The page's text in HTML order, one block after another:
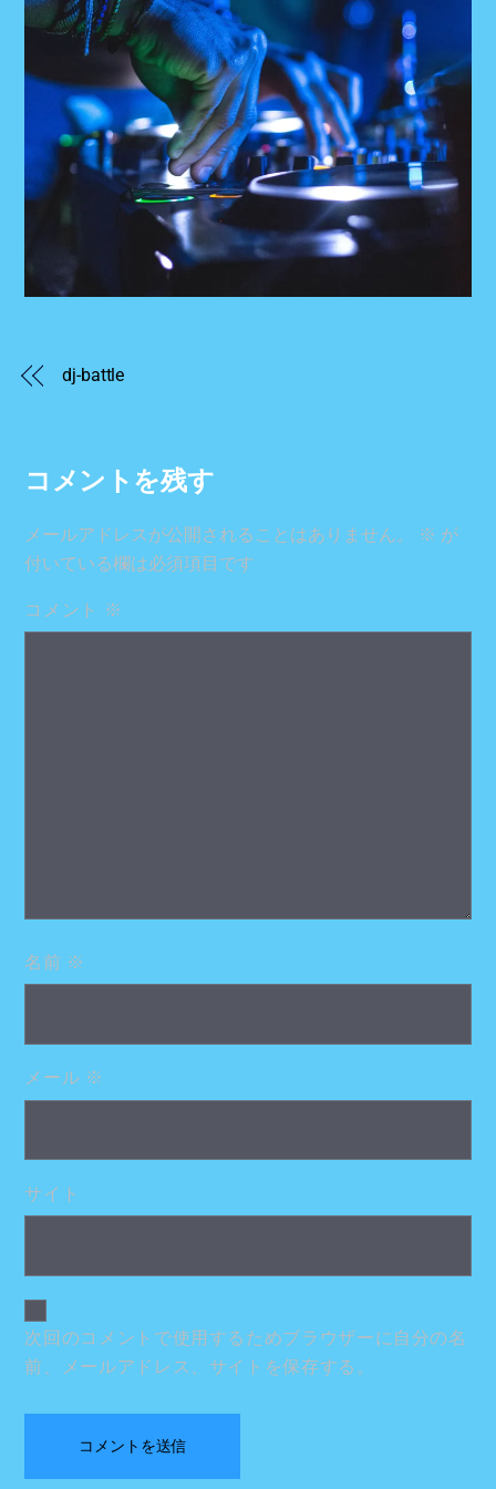
dj-battle
コメントを残す
メールアドレスが公開されることはありません。 ※ が
付いている欄は必須項目です
コメント ※
名前 ※
メール ※
サイト
次回のコメントで使用するためブラウザーに自分の名
前、メールアドレス、サイトを保存する。